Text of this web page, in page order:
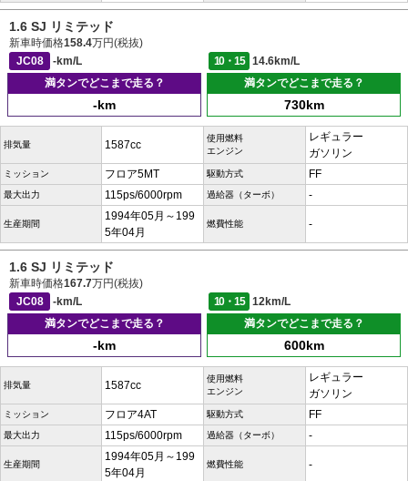
1.6 SJ リミテッド
新車時価格158.4万円(税抜)
JC08
-km/L 10・15
14.6km/L
満タンでどこまで走る？
-km
満タンでどこまで走る？
730km
排気量 1587cc
使用燃料
エンジン
レギュラー
ガソリン
ミッション フロア5MT 駆動方式 FF
最大出力 115ps/6000rpm 過給器（ターボ） -
生産期間
1994年05月～199
5年04月
燃費性能 -
1.6 SJ リミテッド
新車時価格167.7万円(税抜)
JC08
-km/L 10・15
12km/L
満タンでどこまで走る？
-km
満タンでどこまで走る？
600km
排気量 1587cc
使用燃料
エンジン
レギュラー
ガソリン
ミッション フロア4AT 駆動方式 FF
最大出力 115ps/6000rpm 過給器（ターボ） -
生産期間
1994年05月～199
5年04月
燃費性能 -